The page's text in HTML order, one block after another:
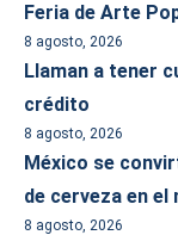
Feria de Arte
8 agosto, 2026
Llaman a tener
crédito
8 agosto, 2026
México se
de cerveza en el
8 agosto, 2026